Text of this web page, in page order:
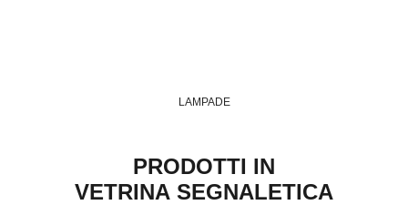
LAMPADE
PRODOTTI IN
VETRINA SEGNALETICA